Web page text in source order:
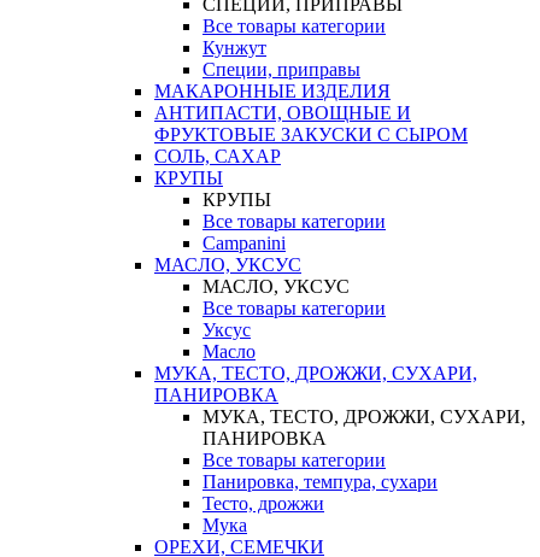
СПЕЦИИ, ПРИПРАВЫ
Все товары категории
Кунжут
Специи, приправы
МАКАРОННЫЕ ИЗДЕЛИЯ
АНТИПАСТИ, ОВОЩНЫЕ И
ФРУКТОВЫЕ ЗАКУСКИ С СЫРОМ
СОЛЬ, САХАР
КРУПЫ
КРУПЫ
Все товары категории
Campanini
МАСЛО, УКСУС
МАСЛО, УКСУС
Все товары категории
Уксус
Масло
МУКА, ТЕСТО, ДРОЖЖИ, СУХАРИ,
ПАНИРОВКА
МУКА, ТЕСТО, ДРОЖЖИ, СУХАРИ,
ПАНИРОВКА
Все товары категории
Панировка, темпура, сухари
Тесто, дрожжи
Мука
ОРЕХИ, СЕМЕЧКИ